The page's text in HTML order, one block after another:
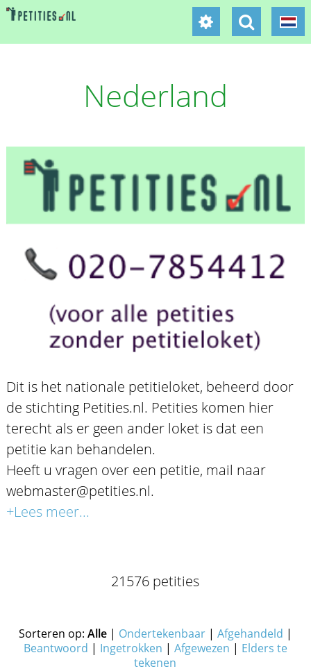
Nederland
Dit is het nationale petitieloket, beheerd door
de stichting Petities.nl. Petities komen hier
terecht als er geen ander loket is dat een
petitie kan behandelen.
Heeft u vragen over een petitie, mail naar
webmaster@petities.nl.
+Lees meer...
21576 petities
Sorteren op: Alle| Ondertekenbaar| Afgehandeld |
Beantwoord | Ingetrokken | Afgewezen | Elders te
tekenen